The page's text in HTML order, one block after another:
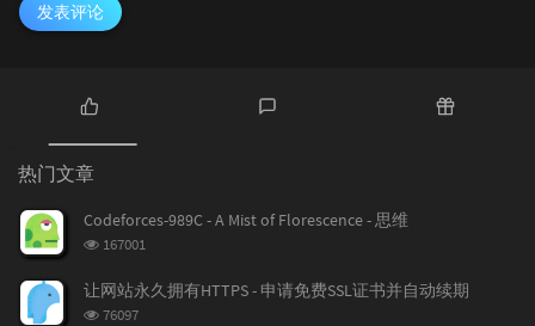
发表评论
热
门
文
章
论
热门文章
Codeforces-989C - A Mist of Florescence - 思维
浏
次
数:
167001
让网站永久拥有HTTPS - 申请免费SSL证书并自动续期
浏
76097